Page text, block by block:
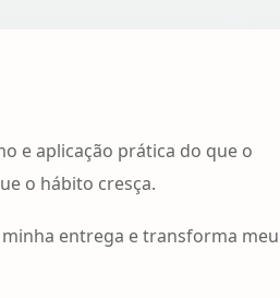
e aplicação prática do que o
o hábito cresça.
entrega e transforma meu